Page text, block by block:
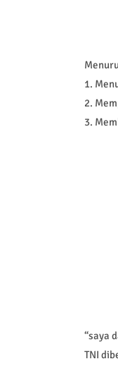
1.
2.
3.
“saya
TNI